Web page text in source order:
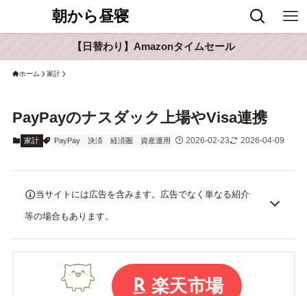
朝から昼寝
【日替わり】Amazonタイムセール
ホーム 家計
PayPayのナスダック上場やVisa連携
家計 PayPay 決済 経済圏 資産運用 2026-02-23 2026-04-09
当サイトには広告を含みます。広告でなく単なる紹介
等の場合もあります。
楽天市場